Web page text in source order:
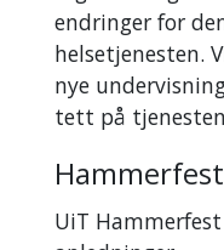
endringer for
helsetjenesten.
nye
tett på
UiT